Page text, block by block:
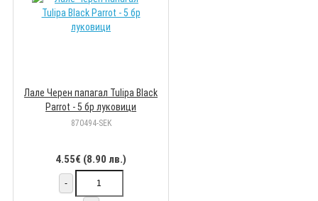
Лале Черен папагал Tulipa Black
Parrot - 5 бр луковици
870494-SEK
4.55€ (8.90 лв.)
-